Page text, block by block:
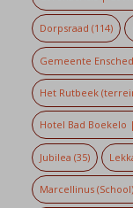
Dorpsraad (114)
Gemeente
Het Rutbeek
Hotel Bad Boekelo
Jubilea (35)
Marcellinus (School)